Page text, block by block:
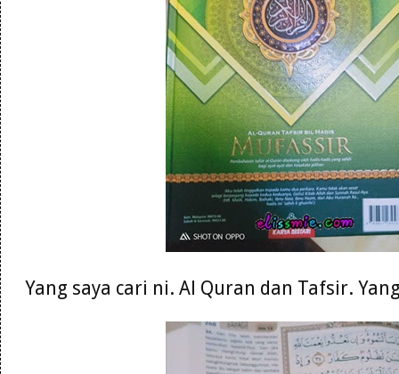
Yang saya cari ni. Al Quran dan Tafsir.